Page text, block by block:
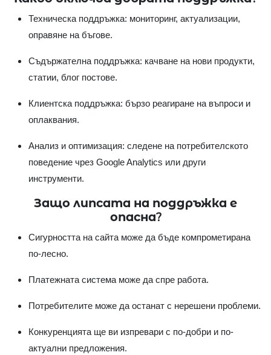
Техническа поддръжка: мониторинг, актуализации,
оправяне на бъгове.
Съдържателна поддръжка: качване на нови продукти,
статии, блог постове.
Клиентска поддръжка: бързо реагиране на въпроси и
оплаквания.
Анализ и оптимизация: следене на потребителското
поведение чрез Google Analytics или други
инструменти.
Защо липсата на поддръжка е
опасна?
Сигурността на сайта може да бъде компрометирана
по-лесно.
Платежната система може да спре работа.
Потребителите може да останат с нерешени проблеми.
Конкуренцията ще ви изпревари с по-добри и по-
актуални предложения.